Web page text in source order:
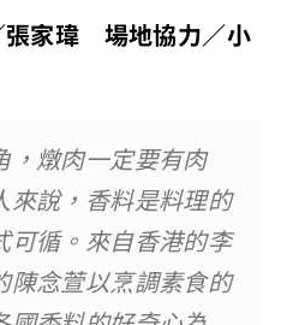
家瑋 場地協力／小
燉肉一定要有肉
說，香料是料理的
循。來自香港的李
念萱以烹調素食的